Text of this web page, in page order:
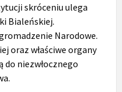
skróceniu ulega
Bialeńskiej.
Narodowe.
oraz właściwe organy
do niezwłocznego